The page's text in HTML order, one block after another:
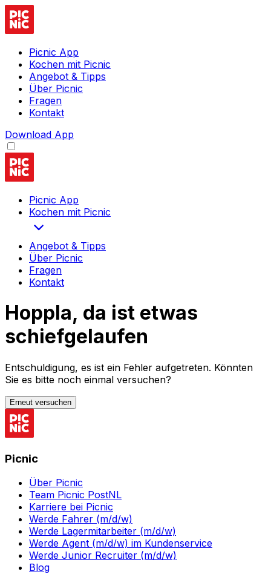
Picnic App
Kochen mit Picnic
Angebot & Tipps
Über Picnic
Fragen
Kontakt
Download App
Picnic App
Kochen mit Picnic
Angebot & Tipps
Über Picnic
Fragen
Kontakt
Hoppla, da ist etwas
schiefgelaufen
Entschuldigung, es ist ein Fehler aufgetreten. Könnten
Sie es bitte noch einmal versuchen?
Erneut versuchen
Picnic
Über Picnic
Team Picnic PostNL
Karriere bei Picnic
Werde Fahrer (m/d/w)
Werde Lagermitarbeiter (m/d/w)
Werde Agent (m/d/w) im Kundenservice
Werde Junior Recruiter (m/d/w)
Blog